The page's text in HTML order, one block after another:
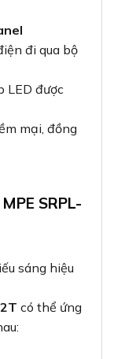
đi qua bộ
LED được
mại, đồng
SRPL-
sáng hiệu
có thể ứng